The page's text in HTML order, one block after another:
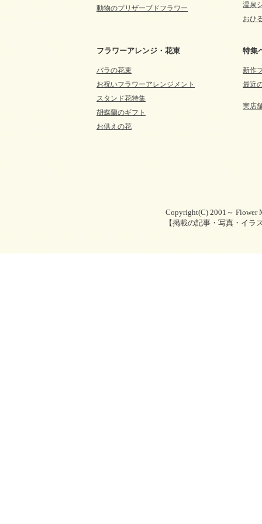
動物のプリザーブドフラワー
温泉
おひ
フラワーアレンジ・花束 特集
バラの花束
お祝いフラワーアレンジメント
スタンド花特集
胡蝶蘭のギフト
お供えの花
新作
最近
実店
Copyright(C) 2001～ Flower
【掲載の記事・写真・イ